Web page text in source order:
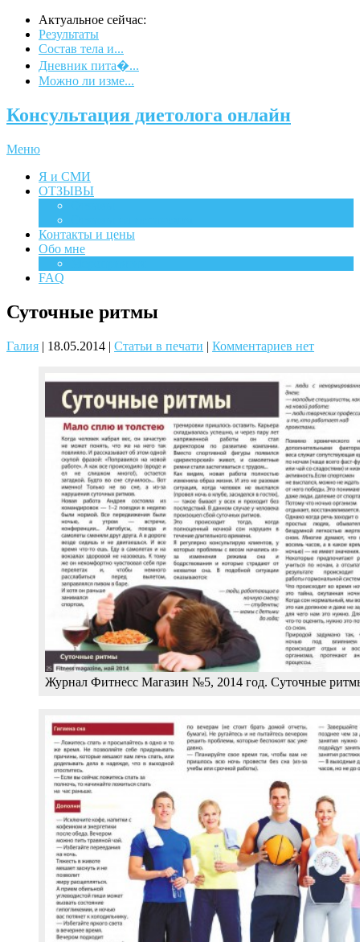
Актуальное сейчас:
Результаты
Состав тела и...
Дневник пита�...
Можно ли изме...
Консультация диетолога онлайн
Меню
Я и СМИ
ОТЗЫВЫ
Контакты и цены
Обо мне
FAQ
Суточные ритмы
Галия | 18.05.2014 | Статьи в печати | Комментариев нет
Журнал Фитнесс Магазин №5, 2014 год. Суточные